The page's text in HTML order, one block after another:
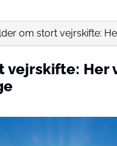
om stort vejrskifte:
vejrskifte: Her